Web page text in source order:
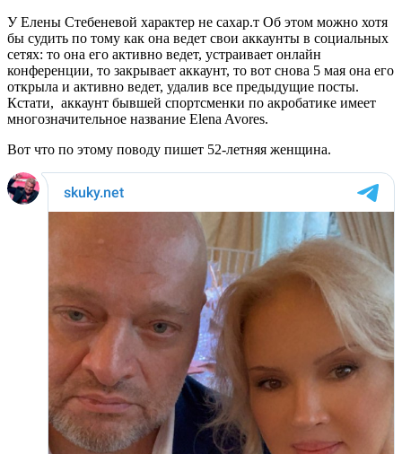
У Елены Стебеневой характер не сахар.т Об этом можно хотя
бы судить по тому как она ведет свои аккаунты в социальных
сетях: то она его активно ведет, устраивает онлайн
конференции, то закрывает аккаунт, то вот снова 5 мая она его
открыла и активно ведет, удалив все предыдущие посты.
Кстати, аккаунт бывшей спортсменки по акробатике имеет
многозначительное название Elena Avores.
Вот что по этому поводу пишет 52-летняя женщина.